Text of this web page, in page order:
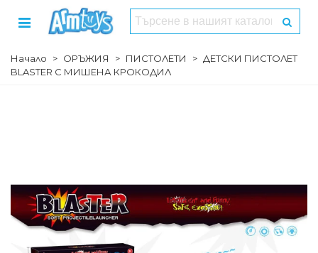
Начало > ОРЪЖИЯ > ПИСТОЛЕТИ > ДЕТСКИ ПИСТОЛЕТ
BLASTER С МИШЕНА КРОКОДИЛ